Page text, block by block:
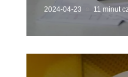
2024-04-23 11 minut